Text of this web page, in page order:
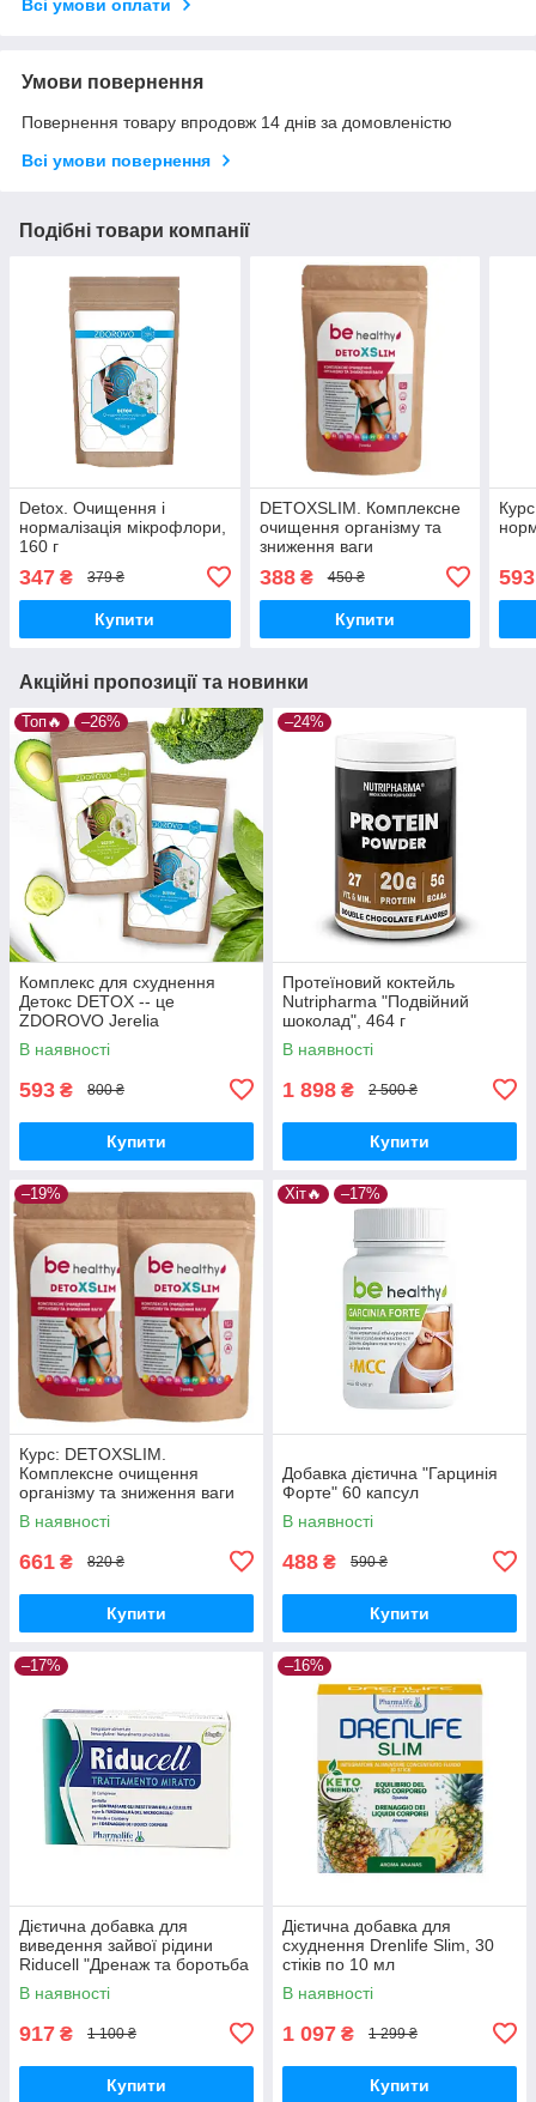
Всі умови оплати
Умови повернення
Повернення товару впродовж 14 днів за домовленістю
Всі умови повернення
Подібні товари компанії
Detox. Очищення і
нормалізація мікрофлори,
160 г
347 ₴ 379 ₴
Купити
DETOXSLIM. Комплексне
очищення організму та
зниження ваги
388₴ 450 ₴
Купити
593
Акційні пропозиції та новинки
Топ🔥 –26%
Комплекс для схуднення
Детокс DETOX -- це
ZDOROVO Jerelia
В наявності
593 ₴ 800 ₴
Купити
–24%
Протеїновий коктейль
Nutripharma "Подвійний
шоколад", 464 г
В наявності
1 898 ₴ 2 500 ₴
Купити
–19%
Курс: DETOXSLIM.
Комплексне очищення
організму та зниження ваги
В наявності
661 ₴ 820 ₴
Купити
Хіт🔥 –17%
Добавка дієтична "Гарцинія
Форте" 60 капсул
В наявності
488 ₴ 590 ₴
Купити
–17%
Дієтична добавка для
виведення зайвої рідини
Riducell "Дренаж та боротьба
з целюлітом", 30 та
В наявності
917 ₴ 1 100 ₴
Купити
–16%
Дієтична добавка для
схуднення Drenlife Slim, 30
стіків по 10 мл
В наявності
1 097 ₴ 1 299 ₴
Купити